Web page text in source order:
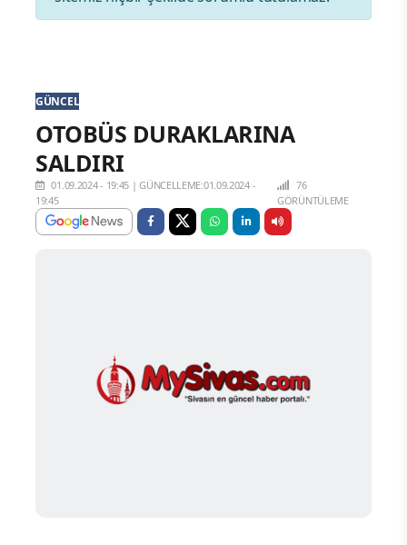
GÜNCEL
OTOBÜS DURAKLARINA
SALDIRI
01.09.2024 - 19:45 |GÜNCELLEME:01.09.2024 -
19:45
76
GÖRÜNTÜLEME